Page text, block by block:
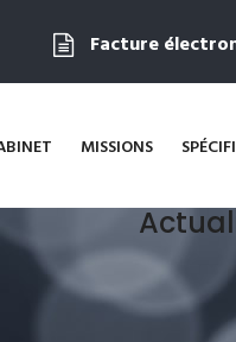
Facture
MISSIONS